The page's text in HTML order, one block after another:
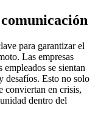
para garantizar el
Las empresas
se sientan
desafíos. Esto no solo
conviertan en crisis,
dentro del